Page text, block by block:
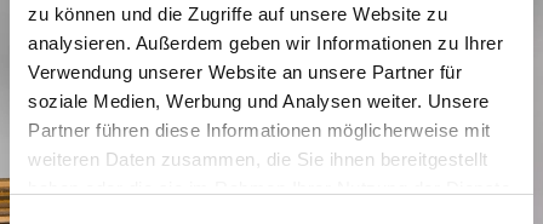
zu können und die Zugriffe auf unsere Website zu
analysieren. Außerdem geben wir Informationen zu Ihrer
Verwendung unserer Website an unsere Partner für
soziale Medien, Werbung und Analysen weiter. Unsere
Partner führen diese Informationen möglicherweise mit
weiteren Daten zusammen, die Sie ihnen bereitgestellt